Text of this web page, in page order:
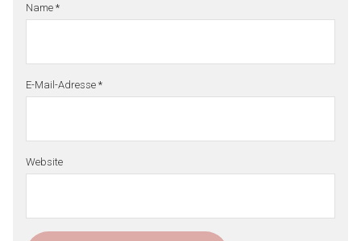
Name *
E-Mail-Adresse *
Website